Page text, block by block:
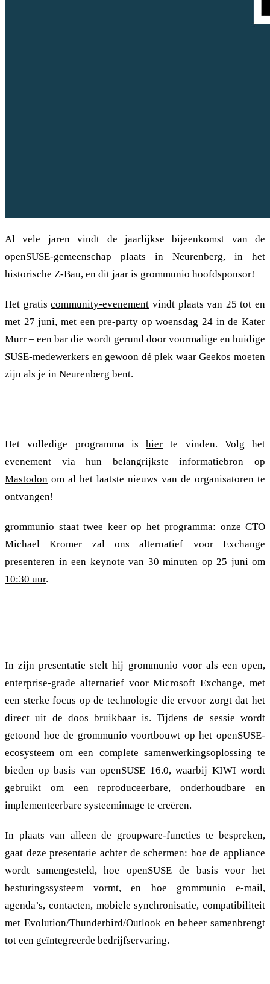
Al vele jaren vindt de jaarlijkse bijeenkomst van de
openSUSE-gemeenschap plaats in Neurenberg, in het
historische Z-Bau, en dit jaar is grommunio hoofdsponsor!
Het gratiscommunity-evenement vindt plaats van 25 tot en
met 27 juni, met een pre-party op woensdag 24 in de Kater
Murr – een bar die wordt gerund door voormalige en huidige
SUSE-medewerkers en gewoon dé plek waar Geekos moeten
zijn als je in Neurenberg bent.
Het volledige programma is hier te vinden. Volg het
evenement via hun belangrijkste informatiebron op
Mastodon om al het laatste nieuws van de organisatoren te
ontvangen!
grommunio staat twee keer op het programma: onze CTO
Michael Kromer zal ons alternatief voor Exchange
presenteren in een keynote van 30 minuten op 25 juni om
10:30 uur.
In zijn presentatie stelt hij grommunio voor als een open,
enterprise-grade alternatief voor Microsoft Exchange, met
een sterke focus op de technologie die ervoor zorgt dat het
direct uit de doos bruikbaar is. Tijdens de sessie wordt
getoond hoe de grommunio voortbouwt op het openSUSE-
ecosysteem om een complete samenwerkingsoplossing te
bieden op basis van openSUSE 16.0, waarbij KIWI wordt
gebruikt om een reproduceerbare, onderhoudbare en
implementeerbare systeemimage te creëren.
In plaats van alleen de groupware-functies te bespreken,
gaat deze presentatie achter de schermen: hoe de appliance
wordt samengesteld, hoe openSUSE de basis voor het
besturingssysteem vormt, en hoe grommunio e-mail,
agenda’s, contacten, mobiele synchronisatie, compatibiliteit
met Evolution/Thunderbird/Outlook en beheer samenbrengt
tot een geïntegreerde bedrijfservaring.